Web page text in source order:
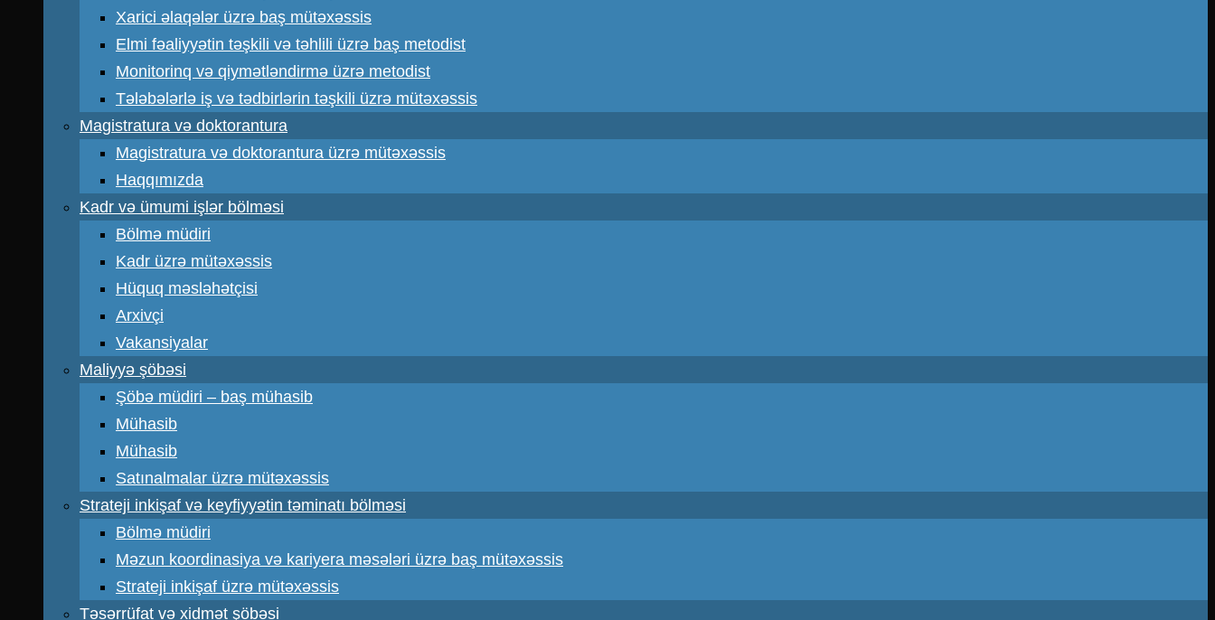
Xarici əlaqələr üzrə baş mütəxəssis
Elmi fəaliyyətin təşkili və təhlili üzrə baş metodist
Monitorinq və qiymətləndirmə üzrə metodist
Tələbələrlə iş və tədbirlərin təşkili üzrə mütəxəssis
Magistratura və doktorantura
Magistratura və doktorantura üzrə mütəxəssis
Haqqımızda
Kadr və ümumi işlər bölməsi
Bölmə müdiri
Kadr üzrə mütəxəssis
Hüquq məsləhətçisi
Arxivçi
Vakansiyalar
Maliyyə şöbəsi
Şöbə müdiri – baş mühasib
Mühasib
Mühasib
Satınalmalar üzrə mütəxəssis
Strateji inkişaf və keyfiyyətin təminatı bölməsi
Bölmə müdiri
Məzun koordinasiya və kariyera məsələri üzrə baş mütəxəssis
Strateji inkişaf üzrə mütəxəssis
Təsərrüfat və xidmət şöbəsi